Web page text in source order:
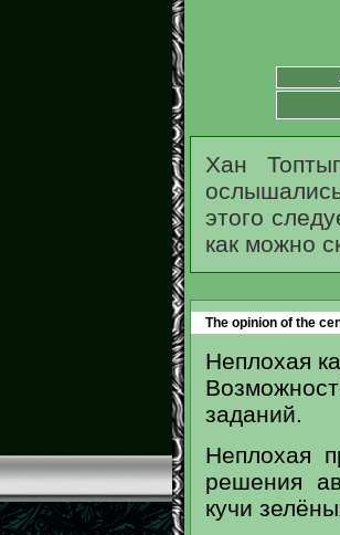
Хан
этого
как можно
The opinion of the
Неплохая
заданий.
Неплохая
решения
кучи